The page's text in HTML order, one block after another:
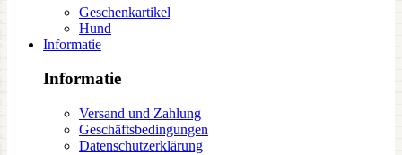
Geschenkartikel
Hund
Informatie
Informatie
Versand und Zahlung
Geschäftsbedingungen
Datenschutzerklärung